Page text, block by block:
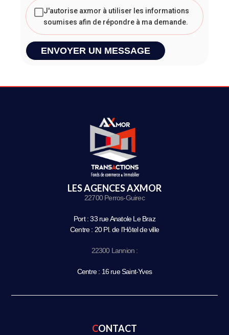
J'autorise axmor à utiliser les informations
soumises afin de répondre à ma demande.
ENVOYER UN MESSAGE
LES AGENCES AXMOR
22700 Perros-Guirec
Port : 33 rue Anatole Le Braz
Centre : 20 Pl. de l’Hôtel de ville
22300 Lannion :
Centre : 16 rue Saint-Yves
CONTACT